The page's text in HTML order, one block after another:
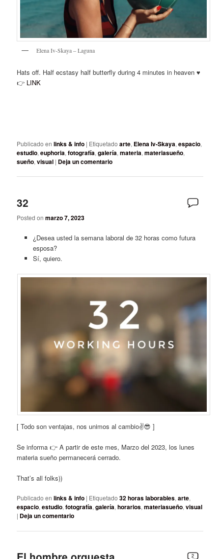
Elena Iv-Skaya – Laguna
Hats off. Half ecstasy half butterfly during 4 minutes in heaven ♥️
👉 LINK
Publicado en links & info | Etiquetado arte, Elena Iv-Skaya,espacio,
estudio,euphoria,fotografía,galería,materia,materiasueño,
sueño,visual | Deja un comentario
32
Posted onmarzo 7, 2023
¿Desea usted la semana laboral de 32 horas como futura
esposa?
Sí, quiero.
[ Todo son ventajas, nos unimos al cambio✌️😎 ]
Se informa 👉 A partir de este mes, Marzo del 2023, los lunes
materia sueño permanecerá cerrado.
That’s all folks))
Publicado en links & info | Etiquetado 32 horas laborables,arte,
espacio,estudio,fotografía,galería,horarios,materiasueño,visual
| Deja un comentario
2